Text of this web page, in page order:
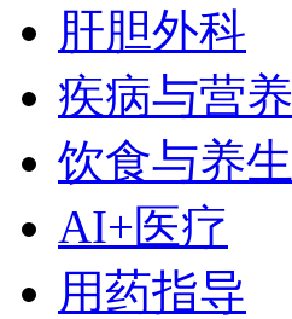
肝胆外科
疾病与营养
饮食与养生
AI+医疗
用药指导